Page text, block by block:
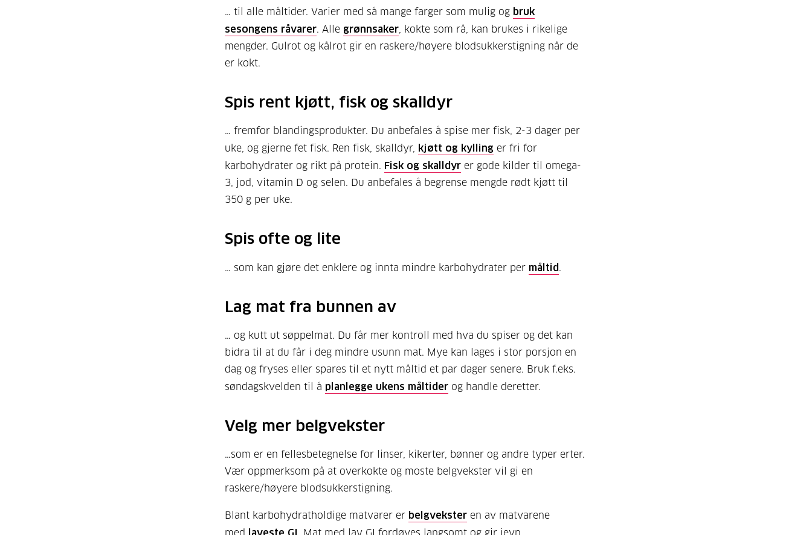
… til alle måltider. Varier med så mange farger som mulig og bruk
sesongens råvarer. Alle grønnsaker, kokte som rå, kan brukes i rikelige
mengder. Gulrot og kålrot gir en raskere/høyere blodsukkerstigning når de
er kokt.
Spis rent kjøtt, fisk og skalldyr
… fremfor blandingsprodukter. Du anbefales å spise mer fisk, 2-3 dager per
uke, og gjerne fet fisk. Ren fisk, skalldyr, kjøtt og kylling er fri for
karbohydrater og rikt på protein. Fisk og skalldyr er gode kilder til omega-
3, jod, vitamin D og selen. Du anbefales å begrense mengde rødt kjøtt til
350 g per uke.
Spis ofte og lite
… som kan gjøre det enklere og innta mindre karbohydrater per måltid .
Lag mat fra bunnen av
… og kutt ut søppelmat. Du får mer kontroll med hva du spiser og det kan
bidra til at du får i deg mindre usunn mat. Mye kan lages i stor porsjon en
dag og fryses eller spares til et nytt måltid et par dager senere. Bruk f.eks.
søndagskvelden til å planlegge ukens måltider og handle deretter.
Velg mer belgvekster
…som er en fellesbetegnelse for linser, kikerter, bønner og andre typer erter.
Vær oppmerksom på at overkokte og moste belgvekster vil gi en
raskere/høyere blodsukkerstigning.
Blant karbohydratholdige matvarer er belgvekster en av matvarene
laveste GI